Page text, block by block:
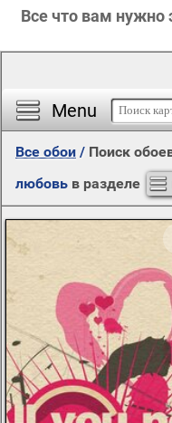
Все что вам нужно
Menu
Все обои / Поиск
любовь в разделе